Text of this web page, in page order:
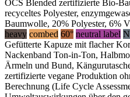
OCS Blended zertifizierte Bio-
recyceltes Polyester,
Baumwolle, 20% Polyester, 6%
heavy combed 60° neutral label
Gefütterte Kapuze mit flacher
Nackenband Ton-in-Ton,
Ärmeln und Bund,
zertifizierte vegane Produktion
Berechnung (Life Cycle